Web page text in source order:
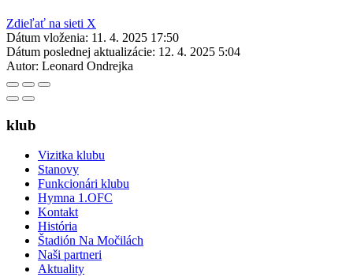
Zdieľať na sieti X
Dátum vloženia: 11. 4. 2025 17:50
Dátum poslednej aktualizácie: 12. 4. 2025 5:04
Autor: Leonard Ondrejka
klub
Vizitka klubu
Stanovy
Funkcionári klubu
Hymna 1.OFC
Kontakt
História
Štadión Na Močilách
Naši partneri
Aktuality